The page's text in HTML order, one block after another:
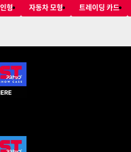
인형 자동차 모형 트레이딩 카드